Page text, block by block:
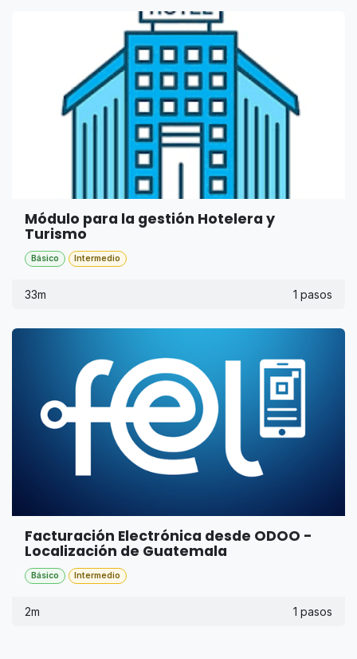
Módulo para la gestión Hotelera y
Turismo
Básico Intermedio
33m 1 pasos
Facturación Electrónica desde ODOO -
Localización de Guatemala
Básico Intermedio
2m 1 pasos